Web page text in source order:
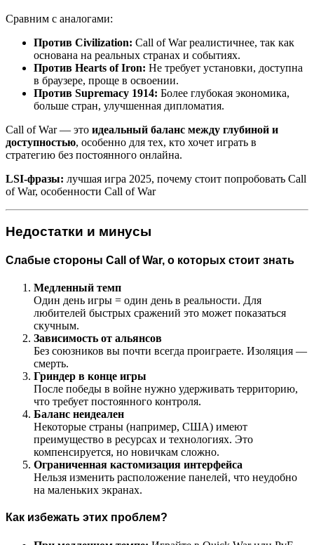
Сравним с аналогами:
Против Civilization: Call of War реалистичнее, так как
основана на реальных странах и событиях.
Против Hearts of Iron: Не требует установки, доступна
в браузере, проще в освоении.
Против Supremacy 1914: Более глубокая экономика,
больше стран, улучшенная дипломатия.
Call of War — это идеальный баланс между глубиной и
доступностью, особенно для тех, кто хочет играть в
стратегию без постоянного онлайна.
LSI-фразы: лучшая игра 2025, почему стоит попробовать Call
of War, особенности Call of War
Недостатки и минусы
Слабые стороны Call of War, о которых стоит знать
Медленный темп
Один день игры = один день в реальности. Для
любителей быстрых сражений это может показаться
скучным.
Зависимость от альянсов
Без союзников вы почти всегда проиграете. Изоляция —
смерть.
Гриндер в конце игры
После победы в войне нужно удерживать территорию,
что требует постоянного контроля.
Баланс неидеален
Некоторые страны (например, США) имеют
преимущество в ресурсах и технологиях. Это
компенсируется, но новичкам сложно.
Ограниченная кастомизация интерфейса
Нельзя изменить расположение панелей, что неудобно
на маленьких экранах.
Как избежать этих проблем?